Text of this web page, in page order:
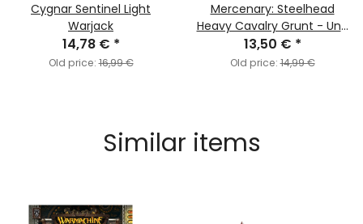
Cygnar Sentinel Light
Warjack
14,78 € *
Old price:16,99 €
Mercenary: Steelhead
Heavy Cavalry Grunt - Unit
Addition
13,50 € *
Old price:14,99 €
Similar items